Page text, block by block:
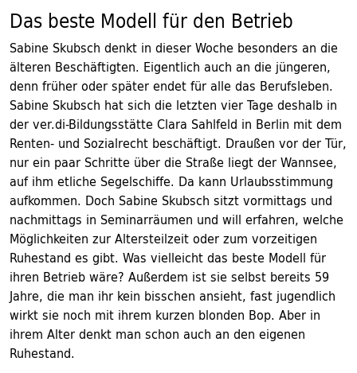
Das beste Modell für den Betrieb
Sabine Skubsch denkt in dieser Woche besonders an die
älteren Beschäftigten. Eigentlich auch an die jüngeren,
denn früher oder später endet für alle das Berufsleben.
Sabine Skubsch hat sich die letzten vier Tage deshalb in
der ver.di-Bildungsstätte Clara Sahlfeld in Berlin mit dem
Renten- und Sozialrecht beschäftigt. Draußen vor der Tür,
nur ein paar Schritte über die Straße liegt der Wannsee,
auf ihm etliche Segelschiffe. Da kann Urlaubsstimmung
aufkommen. Doch Sabine Skubsch sitzt vormittags und
nachmittags in Seminarräumen und will erfahren, welche
Möglichkeiten zur Altersteilzeit oder zum vorzeitigen
Ruhestand es gibt. Was vielleicht das beste Modell für
ihren Betrieb wäre? Außerdem ist sie selbst bereits 59
Jahre, die man ihr kein bisschen ansieht, fast jugendlich
wirkt sie noch mit ihrem kurzen blonden Bop. Aber in
ihrem Alter denkt man schon auch an den eigenen
Ruhestand.